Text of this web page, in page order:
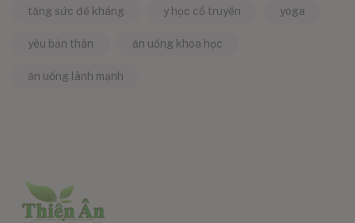
tăng sức đề kháng y học cổ truyền yoga
yêu bản thân ăn uống khoa học
ăn uống lành mạnh